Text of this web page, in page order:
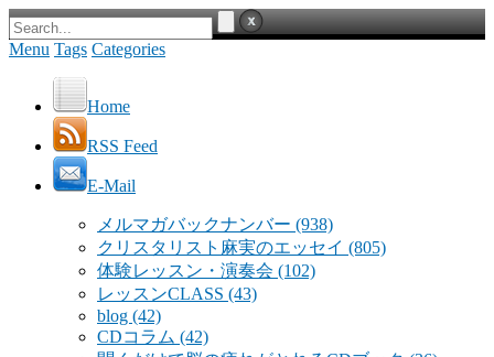
Menu Tags Categories
Home
RSS Feed
E-Mail
メルマガバックナンバー (938)
クリスタリスト麻実のエッセイ (805)
体験レッスン・演奏会 (102)
レッスンCLASS (43)
blog (42)
CDコラム (42)